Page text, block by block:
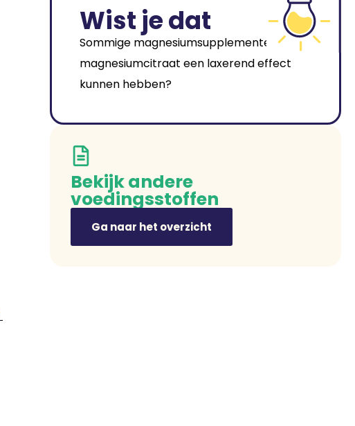
Wist je dat
Sommige magnesiumsupplementen zoals
magnesiumcitraat een laxerend effect
kunnen hebben?
Bekijk andere
voedingsstoffen
Ga naar het overzicht